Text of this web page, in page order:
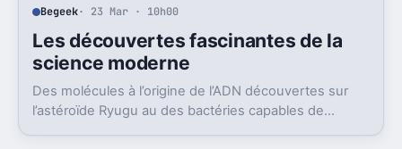
Begeek· 23 Mar · 10h00
Les découvertes fascinantes de la
science moderne
Des molécules à l’origine de l’ADN découvertes sur
l’astéroïde Ryugu au des bactéries capables de